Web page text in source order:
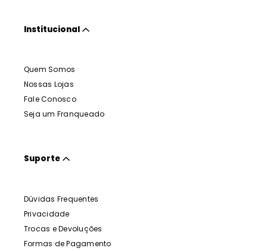
Institucional
Quem Somos
Nossas Lojas
Fale Conosco
Seja um Franqueado
Suporte
Dúvidas Frequentes
Privacidade
Trocas e Devoluções
Formas de Pagamento